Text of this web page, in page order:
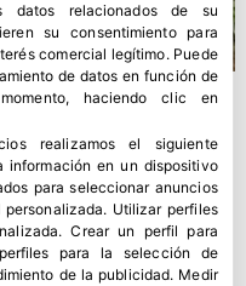
datos relacionados de su
su consentimiento para
comercial legítimo. Puede
de datos en función de
haciendo clic en
realizamos el siguiente
información en un dispositivo
para seleccionar anuncios
. Utilizar perfiles
.Crear un perfil para
para la selección de
de la publicidad. Medir